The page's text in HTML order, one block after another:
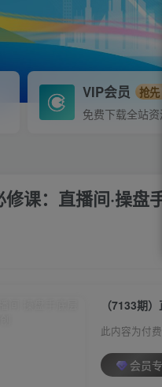
VIP会员 抢
免费下载全站资
修课：直播间·操
此内容为付
会员